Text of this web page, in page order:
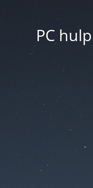
PC